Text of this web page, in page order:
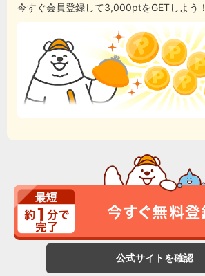
今すぐ会員登録して3,000ptをGETしよう！
公式サイトを確認